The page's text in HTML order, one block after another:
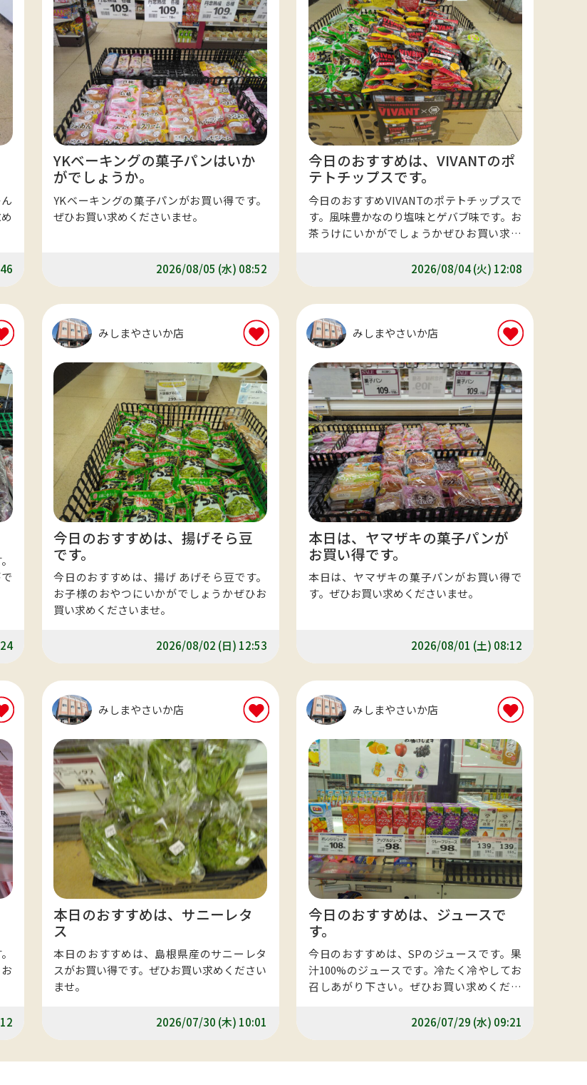
YKベーキングの菓子パンはいか
がでしょうか。
YKベーキングの菓子パンがお買い得です。
ぜひお買い求めくださいませ。
2026/08/05 (水) 08:52
今日のおすすめは、VIVANTのポ
テトチップスです。
今日のおすすめVIVANTのポテトチップスで
す。風味豊かなのり塩味とゲバブ味です。お
茶うけにいかがでしょうかぜひお買い求め
2026/08/04 (火) 12:08
みしまやさいか店
今日のおすすめは、揚げそら豆
です。
今日のおすすめは、揚げ あげそら豆です。
お子様のおやつにいかがでしょうかぜひお
買い求めくださいませ。
2026/08/02 (日) 12:53
みしまやさいか店
本日は、ヤマザキの菓子パンが
お買い得です。
本日は、ヤマザキの菓子パンがお買い得で
す。ぜひお買い求めくださいませ。
2026/08/01 (土) 08:12
みしまやさいか店
本日のおすすめは、サニーレタ
ス
本日のおすすめは、島根県産のサニーレタ
スがお買い得です。ぜひお買い求めください
ませ。
2026/07/30 (木) 10:01
みしまやさいか店
今日のおすすめは、ジュースで
す。
今日のおすすめは、SPのジュースです。果
汁100%のジュースです。冷たく冷やしてお
召しあがり下さい。ぜひお買い求めくださ
2026/07/29 (水) 09:21